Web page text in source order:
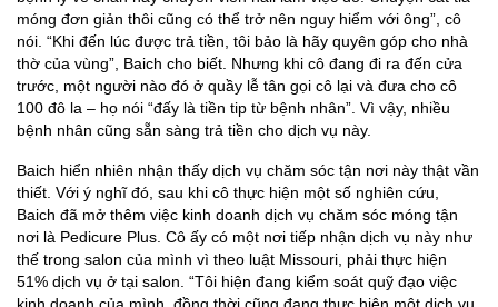
móng đơn giản thôi cũng có thể trở nên nguy hiểm với ông”, cô
nói. “Khi đến lúc được trả tiền, tôi bảo là hãy quyên góp cho nhà
thờ của vùng”, Baich cho biết. Nhưng khi cô đang đi ra đến cửa
trước, một người nào đó ở quầy lễ tân gọi cô lại và đưa cho cô
100 đô la – họ nói “đấy là tiền tip từ bệnh nhân”. Vì vậy, nhiều
bệnh nhân cũng sẵn sàng trả tiền cho dịch vụ này.
Baich hiển nhiên nhận thấy dịch vụ chăm sóc tận nơi này thật vần
thiết. Với ý nghĩ đó, sau khi cô thực hiện một số nghiên cứu,
Baich đã mở thêm việc kinh doanh dịch vụ chăm sóc móng tận
nơi là Pedicure Plus. Cô ấy có một nơi tiếp nhận dịch vụ này như
thế trong salon của mình vì theo luật Missouri, phải thực hiện
51% dịch vụ ở tại salon. “Tôi hiện đang kiểm soát quỹ đạo việc
kinh doanh của mình, đồng thời cũng đang thực hiện một dịch vụ